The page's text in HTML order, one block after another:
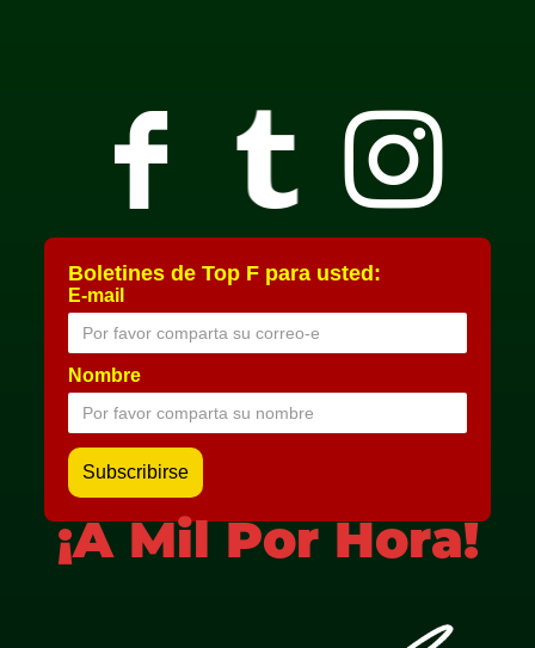
Boletines de Top F para usted:
E-mail
Nombre
¡A Mil Por Hora!